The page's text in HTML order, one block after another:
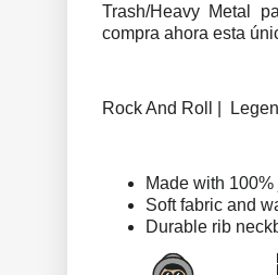
Trash/Heavy Metal
compra ahora esta
Rock And Roll |
Made with
Soft fabric and
Durable rib